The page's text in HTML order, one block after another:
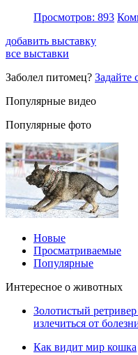
Просмотров: 893
добавить выставку
все выставки
Заболел питомец? Задайте
Популярные видео
Популярные фото
Новые
Просматриваемые
Популярные
Интересное о животных
Золотистый
излечиться от
Как видит мир кошка